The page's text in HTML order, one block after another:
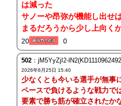
は減った
サノーや昂弥が機能し出せ
まるだろうから少し上向く
20 0
502：jM5YyZjI2-
2026年6月25日 15:40
少なくとも今いる選手が無事
ペースで負けるような戦力で
要素で勝ち筋が確立されたか